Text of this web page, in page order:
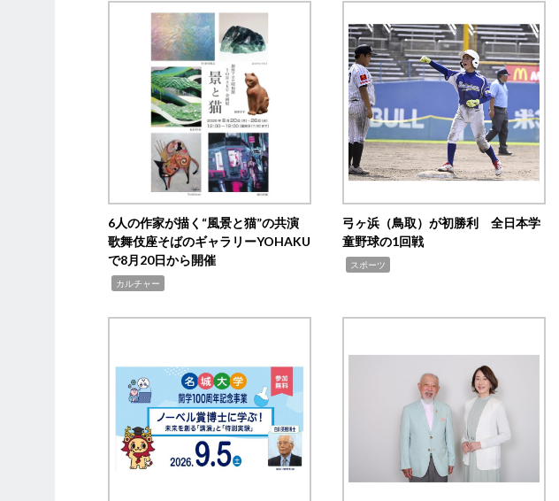
6人の作家が描く“風景と猫”の共演
歌舞伎座そばのギャラリーYOHAKU
で8月20日から開催
カルチャー
弓ヶ浜（鳥取）が初勝利 全日本学
童野球の1回戦
スポーツ